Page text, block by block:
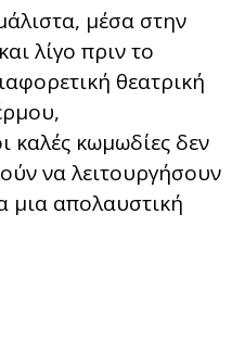
μέσα στην
λίγο πριν το
θεατρική
καλές κωμωδίες δεν
να λειτουργήσουν
μια απολαυστική